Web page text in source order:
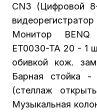
СN3 (Цифровой
Монитор BENQ
ET0030-TA 20 - 1
обивкой кож.
Барная стойка
(стеллаж
Музыкальная